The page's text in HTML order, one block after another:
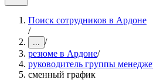
Поиск сотрудников в Ардоне
/
... /
резюме в Ардоне/
руководитель группы
сменный график